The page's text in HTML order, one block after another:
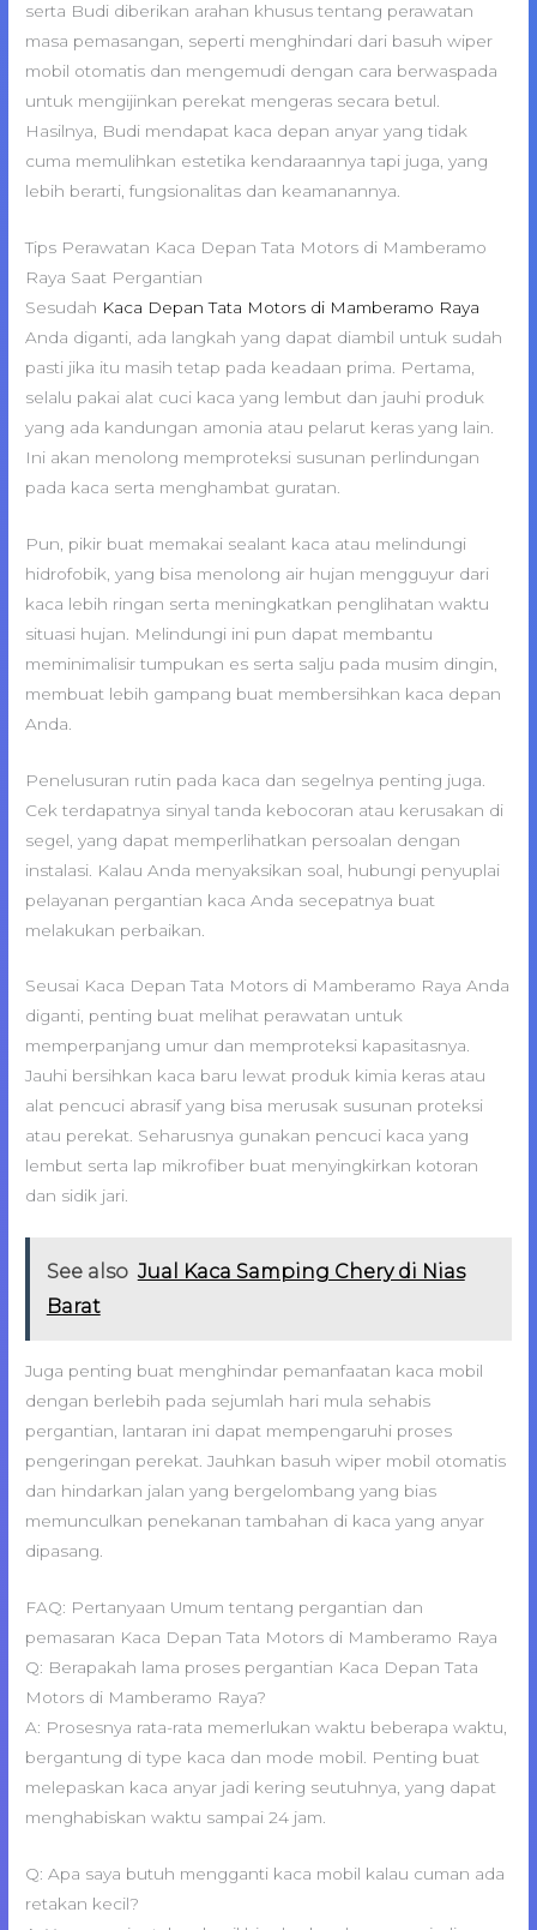
serta Budi diberikan arahan khusus tentang perawatan
masa pemasangan, seperti menghindari dari basuh wiper
mobil otomatis dan mengemudi dengan cara berwaspada
untuk mengijinkan perekat mengeras secara betul.
Hasilnya, Budi mendapat kaca depan anyar yang tidak
cuma memulihkan estetika kendaraannya tapi juga, yang
lebih berarti, fungsionalitas dan keamanannya.
Tips Perawatan Kaca Depan Tata Motors di Mamberamo
Raya Saat Pergantian
Sesudah Kaca Depan Tata Motors di Mamberamo Raya
Anda diganti, ada langkah yang dapat diambil untuk sudah
pasti jika itu masih tetap pada keadaan prima. Pertama,
selalu pakai alat cuci kaca yang lembut dan jauhi produk
yang ada kandungan amonia atau pelarut keras yang lain.
Ini akan menolong memproteksi susunan perlindungan
pada kaca serta menghambat guratan.
Pun, pikir buat memakai sealant kaca atau melindungi
hidrofobik, yang bisa menolong air hujan mengguyur dari
kaca lebih ringan serta meningkatkan penglihatan waktu
situasi hujan. Melindungi ini pun dapat membantu
meminimalisir tumpukan es serta salju pada musim dingin,
membuat lebih gampang buat membersihkan kaca depan
Anda.
Penelusuran rutin pada kaca dan segelnya penting juga.
Cek terdapatnya sinyal tanda kebocoran atau kerusakan di
segel, yang dapat memperlihatkan persoalan dengan
instalasi. Kalau Anda menyaksikan soal, hubungi penyuplai
pelayanan pergantian kaca Anda secepatnya buat
melakukan perbaikan.
Seusai Kaca Depan Tata Motors di Mamberamo Raya Anda
diganti, penting buat melihat perawatan untuk
memperpanjang umur dan memproteksi kapasitasnya.
Jauhi bersihkan kaca baru lewat produk kimia keras atau
alat pencuci abrasif yang bisa merusak susunan proteksi
atau perekat. Seharusnya gunakan pencuci kaca yang
lembut serta lap mikrofiber buat menyingkirkan kotoran
dan sidik jari.
See also Jual Kaca Samping Chery di Nias
Barat
Juga penting buat menghindar pemanfaatan kaca mobil
dengan berlebih pada sejumlah hari mula sehabis
pergantian, lantaran ini dapat mempengaruhi proses
pengeringan perekat. Jauhkan basuh wiper mobil otomatis
dan hindarkan jalan yang bergelombang yang bias
memunculkan penekanan tambahan di kaca yang anyar
dipasang.
FAQ: Pertanyaan Umum tentang pergantian dan
pemasaran Kaca Depan Tata Motors di Mamberamo Raya
Q: Berapakah lama proses pergantian Kaca Depan Tata
Motors di Mamberamo Raya?
A: Prosesnya rata-rata memerlukan waktu beberapa waktu,
bergantung di type kaca dan mode mobil. Penting buat
melepaskan kaca anyar jadi kering seutuhnya, yang dapat
menghabiskan waktu sampai 24 jam.
Q: Apa saya butuh mengganti kaca mobil kalau cuman ada
retakan kecil?